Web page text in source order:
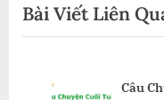
viết
i
o
x
t
Bài Viết Liên
Câu